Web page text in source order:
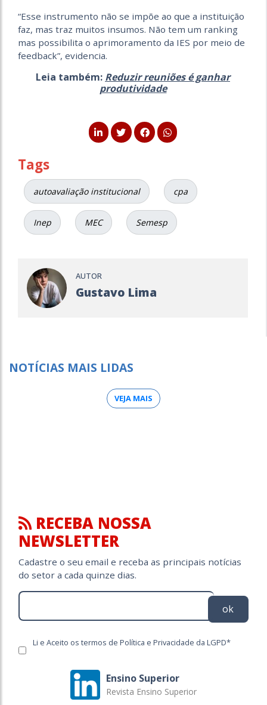
“Esse instrumento não se impõe ao que a instituição
faz, mas traz muitos insumos. Não tem um ranking
mas possibilita o aprimoramento da IES por meio de
feedback”, evidencia.
Leia também: Reduzir reuniões é ganhar
produtividade
Tags
autoavaliação institucional cpa
Inep MEC Semesp
AUTOR
Gustavo Lima
NOTÍCIAS MAIS LIDAS
VEJA MAIS
RECEBA NOSSA
NEWSLETTER
Cadastre o seu email e receba as principais notícias
do setor a cada quinze dias.
ok
Li e Aceito os termos de Política e Privacidade da LGPD*
Ensino Superior
Revista Ensino Superior